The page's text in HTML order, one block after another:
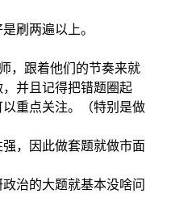
刷两遍以上。
，跟着他们的节奏来就
并且记得把错题圈起
重点关注。（特别是做
，因此做套题就做市面
治的大题就基本没啥问